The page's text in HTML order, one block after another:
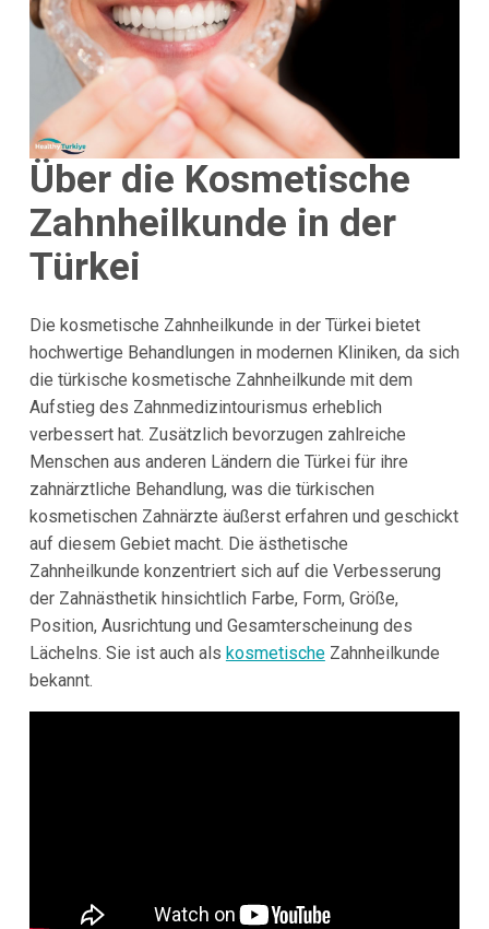
Über die Kosmetische
Zahnheilkunde in der
Türkei
Die kosmetische Zahnheilkunde in der Türkei bietet
hochwertige Behandlungen in modernen Kliniken, da sich
die türkische kosmetische Zahnheilkunde mit dem
Aufstieg des Zahnmedizintourismus erheblich
verbessert hat. Zusätzlich bevorzugen zahlreiche
Menschen aus anderen Ländern die Türkei für ihre
zahnärztliche Behandlung, was die türkischen
kosmetischen Zahnärzte äußerst erfahren und geschickt
auf diesem Gebiet macht. Die ästhetische
Zahnheilkunde konzentriert sich auf die Verbesserung
der Zahnästhetik hinsichtlich Farbe, Form, Größe,
Position, Ausrichtung und Gesamterscheinung des
Lächelns. Sie ist auch als kosmetischeZahnheilkunde
bekannt.